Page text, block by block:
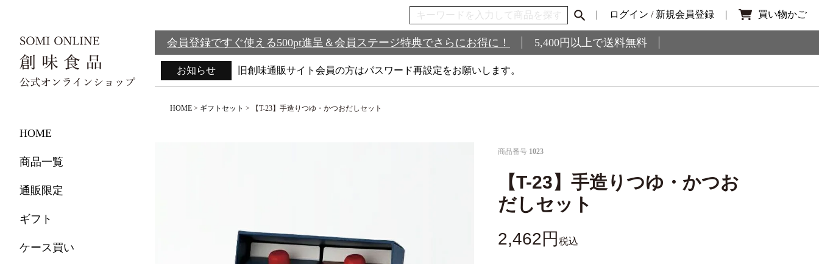
HOME
商品一覧
通販限定
ギフト
ケース買い
ログイン / 新規会員登録 買い物かご
会員登録ですぐ使える500pt進呈＆会員ステージ特典でさらにお得に！ 5,400円以上で送料無料
お知らせ 旧創味通販サイト会員の方はパスワード再設定をお願いします。
HOME ギフトセット 【T-23】手造りつゆ・かつおだしセット
商品番号 1023
【T-23】手造りつゆ・かつお
だしセット
2,462 税込